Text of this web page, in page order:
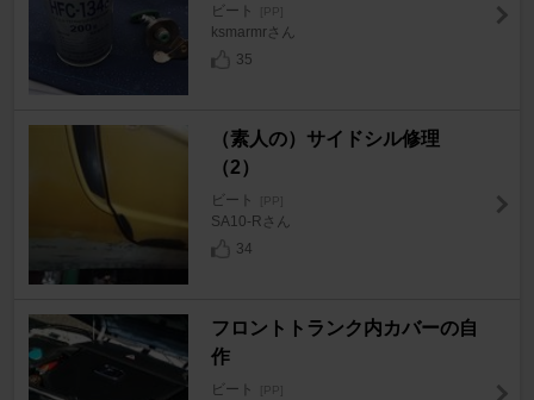
ビート [PP]
ksmarmrさん
35
（素人の）サイドシル修理
（2）
ビート [PP]
SA10-Rさん
34
フロントトランク内カバーの自
作
ビート [PP]